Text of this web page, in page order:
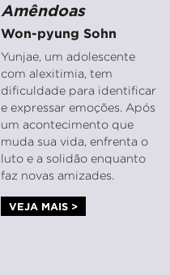
Amêndoas
Won-pyung Sohn
Yunjae, um adolescente
com alexitimia, tem
dificuldade para identificar
e expressar emoções. Após
um acontecimento que
muda sua vida, enfrenta o
luto e a solidão enquanto
faz novas amizades.
VEJA MAIS >